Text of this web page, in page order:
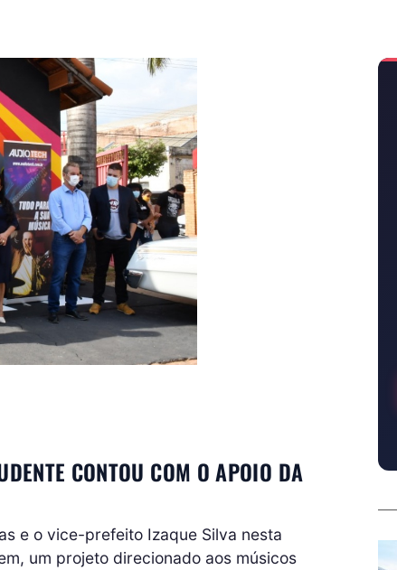
CONTOU COM O APOIO DA
e o vice-prefeito Izaque Silva nesta
um projeto direcionado aos músicos